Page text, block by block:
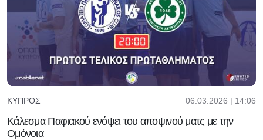
ΚΎΠΡΟΣ 06.03.2026 | 14:06
Κάλεσμα Παφιακού ενόψει του αποψινού ματς με την
Ομόνοια